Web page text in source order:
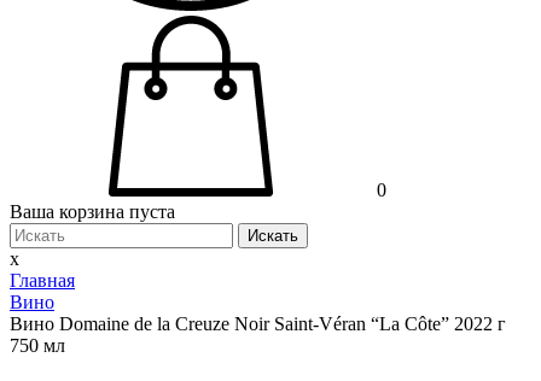
0
Ваша корзина пуста
Искать
x
Главная
Вино
Вино Domaine de la Creuze Noir Saint-Véran “La Côte” 2022 г
750 мл